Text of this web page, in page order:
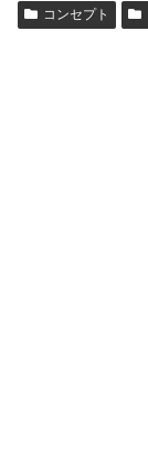
コンセプト